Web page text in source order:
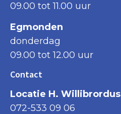
09.00 tot 11.00 uur
Egmonden
donderdag
09.00 tot 12.00 uur
Contact
Locatie H. Willibrordus
072-533 09 06